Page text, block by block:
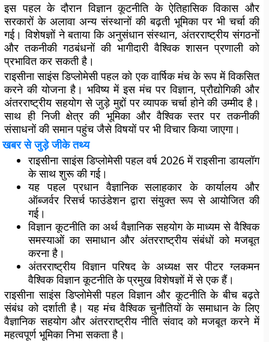
इस पहल के दौरान विज्ञान कूटनीति के ऐतिहासिक विकास और
सरकारों के अलावा अन्य संस्थानों की बढ़ती भूमिका पर भी चर्चा की
गई। विशेषज्ञों ने बताया कि अनुसंधान संस्थान, अंतरराष्ट्रीय संगठनों
और तकनीकी गठबंधनों की भागीदारी वैश्विक शासन प्रणाली को
प्रभावित कर सकती है।
राइसीना साइंस डिप्लोमेसी पहल को एक वार्षिक मंच के रूप में विकसित
करने की योजना है। भविष्य में इस मंच पर विज्ञान, प्रौद्योगिकी और
अंतरराष्ट्रीय सहयोग से जुड़े मुद्दों पर व्यापक चर्चा होने की उम्मीद है।
साथ ही निजी क्षेत्र की भूमिका और वैश्विक स्तर पर तकनीकी
संसाधनों की समान पहुंच जैसे विषयों पर भी विचार किया जाएगा।
खबर से जुड़े जीके तथ्य
राइसीना साइंस डिप्लोमेसी पहल वर्ष 2026 में राइसीना डायलॉग
के साथ शुरू की गई।
यह पहल प्रधान वैज्ञानिक सलाहकार के कार्यालय और
ऑब्जर्वर रिसर्च फाउंडेशन द्वारा संयुक्त रूप से आयोजित की
गई।
विज्ञान कूटनीति का अर्थ वैज्ञानिक सहयोग के माध्यम से वैश्विक
समस्याओं का समाधान और अंतरराष्ट्रीय संबंधों को मजबूत
करना है।
अंतरराष्ट्रीय विज्ञान परिषद के अध्यक्ष सर पीटर ग्लकमन
वैश्विक विज्ञान कूटनीति के प्रमुख विशेषज्ञों में से एक हैं।
राइसीना साइंस डिप्लोमेसी पहल विज्ञान और कूटनीति के बीच बढ़ते
संबंध को दर्शाती है। यह मंच वैश्विक चुनौतियों के समाधान के लिए
वैज्ञानिक सहयोग और अंतरराष्ट्रीय नीति संवाद को मजबूत करने में
महत्वपूर्ण भूमिका निभा सकता है।